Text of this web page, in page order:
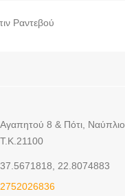
Ραντεβού
Αγαπητού 8 & Πότι, Ναύπλιο,
Τ.Κ.21100
37.5671818, 22.8074883
2752026836